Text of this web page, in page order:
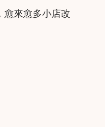
愈來愈多小店改